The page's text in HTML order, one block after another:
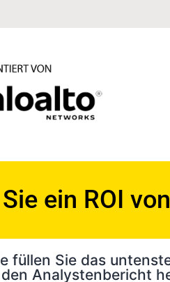
ein ROI
füllen Sie das
Analystenbericht